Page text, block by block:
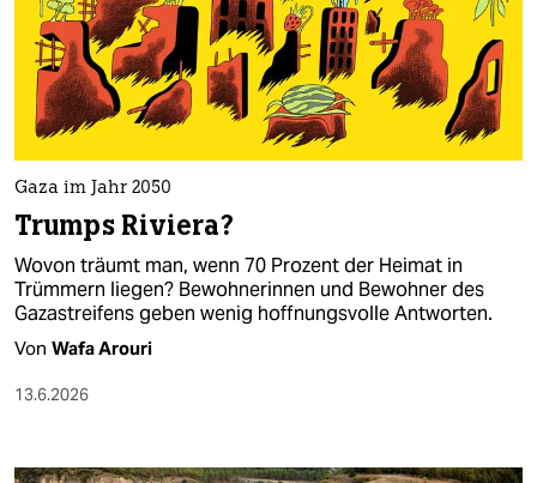
Gaza im Jahr 2050
Trumps Riviera?
Wovon träumt man, wenn 70 Prozent der Heimat in
Trümmern liegen? Bewohnerinnen und Bewohner des
Gazastreifens geben wenig hoffnungsvolle Antworten.
Von Wafa Arouri
13.6.2026